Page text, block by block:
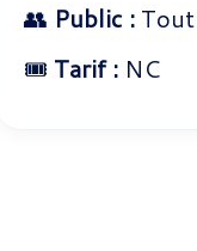
👥 Public :
🎟️ Tarif : NC